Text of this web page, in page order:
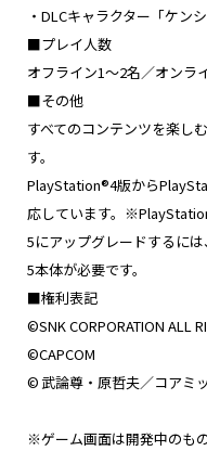
・DLCキャラクター「ケン
■プレイ人数
オフライン1～2名／オンラ
■その他
すべてのコンテンツを楽し
す。
PlayStation®4版から
応しています。
5にアップグレードするに
5本体が必要です。
■権利表記
©SNK CORPORATION ALL
©CAPCOM
© 武論尊・原哲夫／コアミ
※ゲーム画面は開発中のもの